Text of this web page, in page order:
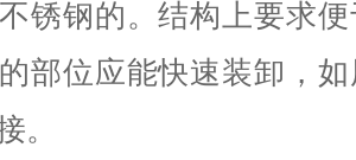
锈钢的。结构上要求
部位应能快速装卸，
。